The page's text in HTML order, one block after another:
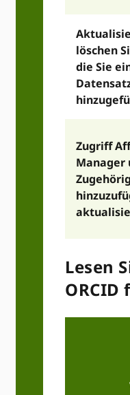
löschen
die Sie
Zugriff
Manager
Lesen